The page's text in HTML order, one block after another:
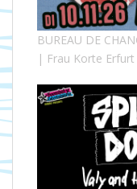
BUREAU DE
| Frau Korte Erfurt